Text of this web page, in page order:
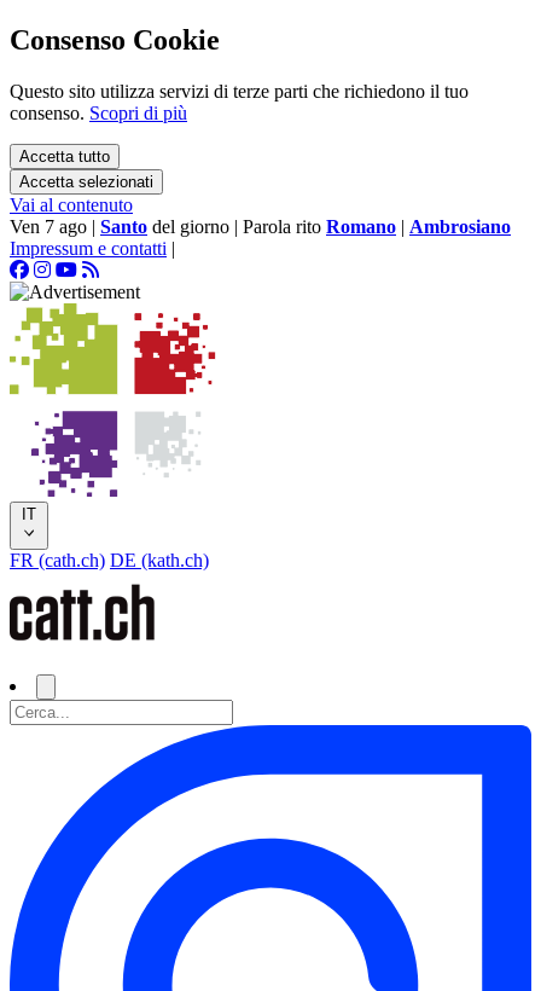
Consenso Cookie
Questo sito utilizza servizi di terze parti che richiedono il tuo
consenso. Scopri di più
Accetta tutto
Accetta selezionati
Vai al contenuto
Ven 7 ago | Santo del giorno | Parola rito Romano | Ambrosiano
Impressum e contatti |
IT
FR (cath.ch) DE (kath.ch)